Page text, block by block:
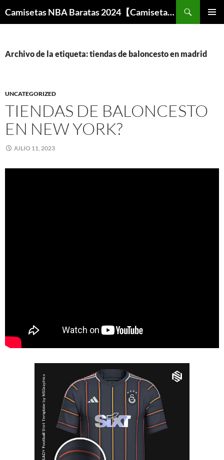
Camisetas NBA Baratas 2024【Camisetas Especiales Baloncesto】
Archivo de la etiqueta: tiendas de baloncesto en madrid
UNCATEGORIZED
TIENDAS DE BALONCESTO
EN NEW YORK?
JULIO 11, 2023